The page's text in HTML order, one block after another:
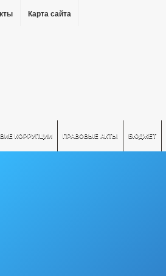
Карта сайта
КОРРУПЦИИ ПРАВОВЫЕ АКТЫ БЮДЖЕТ